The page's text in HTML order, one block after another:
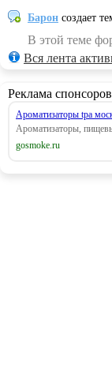
Барон создает
В этой теме
Вся лента
Реклама спонсоров
Ароматизаторы tpa
Ароматизаторы,
gosmoke.ru